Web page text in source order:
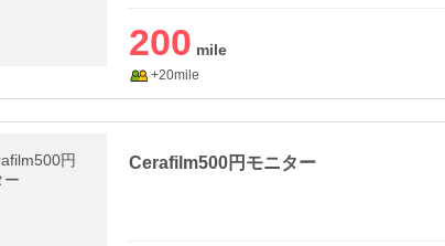
200
+20mile
Cerafilm500円モニター